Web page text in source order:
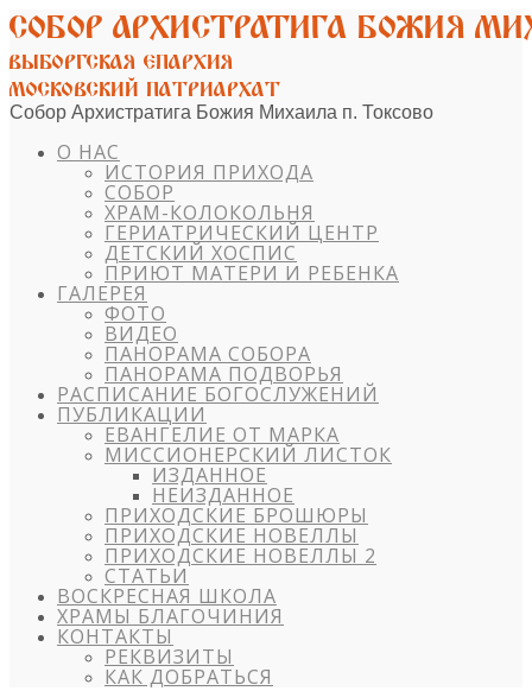
Собор Архистратига Божия Михаила п. Токсово
О НАС
ИСТОРИЯ ПРИХОДА
СОБОР
ХРАМ-КОЛОКОЛЬНЯ
ГЕРИАТРИЧЕСКИЙ ЦЕНТР
ДЕТСКИЙ ХОСПИС
ПРИЮТ МАТЕРИ И РЕБЕНКА
ГАЛЕРЕЯ
ФОТО
ВИДЕО
ПАНОРАМА СОБОРА
ПАНОРАМА ПОДВОРЬЯ
РАСПИСАНИЕ БОГОСЛУЖЕНИЙ
ПУБЛИКАЦИИ
ЕВАНГЕЛИЕ ОТ МАРКА
МИССИОНЕРСКИЙ ЛИСТОК
ИЗДАННОЕ
НЕИЗДАННОЕ
ПРИХОДСКИЕ БРОШЮРЫ
ПРИХОДСКИЕ НОВЕЛЛЫ
ПРИХОДСКИЕ НОВЕЛЛЫ 2
СТАТЬИ
ВОСКРЕСНАЯ ШКОЛА
ХРАМЫ БЛАГОЧИНИЯ
КОНТАКТЫ
РЕКВИЗИТЫ
КАК ДОБРАТЬСЯ